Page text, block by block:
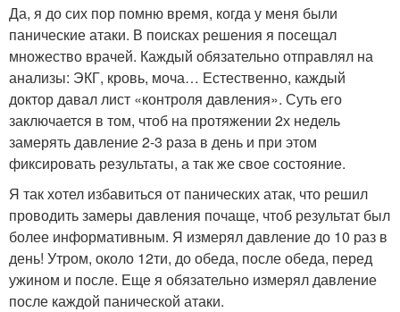
Да, я до сих пор помню время, когда у меня были
панические атаки. В поисках решения я посещал
множество врачей. Каждый обязательно отправлял на
анализы: ЭКГ, кровь, моча… Естественно, каждый
доктор давал лист «контроля давления». Суть его
заключается в том, чтоб на протяжении 2х недель
замерять давление 2-3 раза в день и при этом
фиксировать результаты, а так же свое состояние.
Я так хотел избавиться от панических атак, что решил
проводить замеры давления почаще, чтоб результат был
более информативным. Я измерял давление до 10 раз в
день! Утром, около 12ти, до обеда, после обеда, перед
ужином и после. Еще я обязательно измерял давление
после каждой панической атаки.